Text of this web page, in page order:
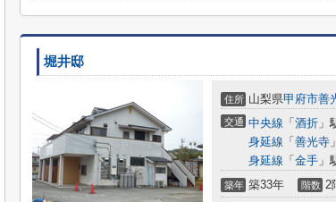
堀井邸
住所 山梨県甲府市善
交通 中央線 「 酒折 」
身延線 「 善光寺
身延線 「 金手 」
築年 築33年 階数 2